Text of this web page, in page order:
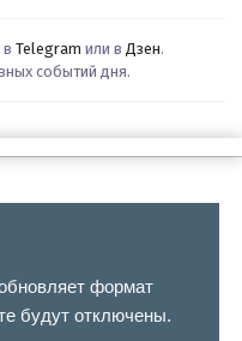
Telegram или в Дзен.
событий дня.
формат
будут отключены.